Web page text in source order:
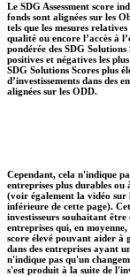
Le SDG Assessment score
fonds sont alignées sur les
tels que les mesures
qualité ou encore l’accès à
pondérée des SDG
positives et négatives les
SDG Solutions Scores plus
d’investissements dans des
alignées sur les ODD.
Cependant, cela n'indique
entreprises plus durables
(voir également la vidéo sur
inférieure de cette page).
investisseurs souhaitant
entreprises qui, en
score élevé pouvant aider à
dans des entreprises ayant
n'indique pas qu'un
s'est produit à la suite de